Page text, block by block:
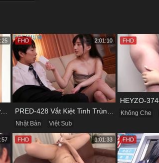
IPX-934 Vụng Trộm Với Người Yêu Cũ Trong Khách Sạn PRED-428 Vắt Kiệt Tinh Trùng Của Bạn Trai Để Chừa Thói Lăng Nhăng
Nhật Bản Việt Sub
FHD 2:01:10
Không Che
FHD
FHD 1:01:33 FHD